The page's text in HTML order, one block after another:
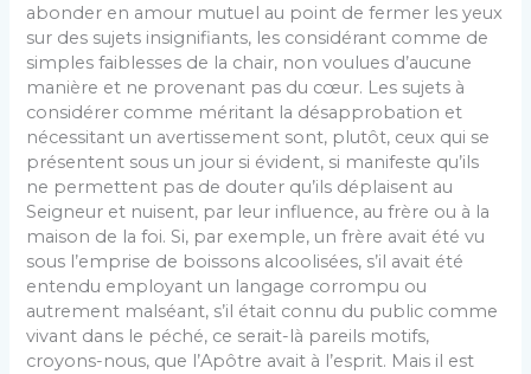
abonder en amour mutuel au point de fermer les yeux
sur des sujets insignifiants, les considérant comme de
simples faiblesses de la chair, non voulues d’aucune
manière et ne provenant pas du cœur. Les sujets à
considérer comme méritant la désapprobation et
nécessitant un avertissement sont, plutôt, ceux qui se
présentent sous un jour si évident, si manifeste qu’ils
ne permettent pas de douter qu’ils déplaisent au
Seigneur et nuisent, par leur influence, au frère ou à la
maison de la foi. Si, par exemple, un frère avait été vu
sous l’emprise de boissons alcoolisées, s’il avait été
entendu employant un langage corrompu ou
autrement malséant, s’il était connu du public comme
vivant dans le péché, ce serait-là pareils motifs,
croyons-nous, que l’Apôtre avait à l’esprit. Mais il est